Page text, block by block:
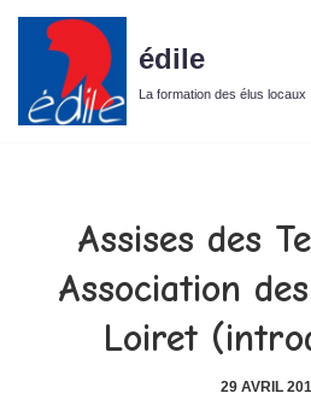
contenu
édile
La formation des élus locaux
Assises des
Association
Loiret
29 AVRIL